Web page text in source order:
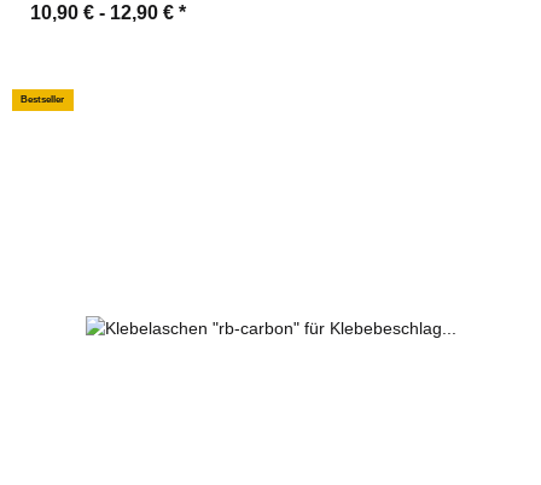
10,90 € - 12,90 € *
Bestseller